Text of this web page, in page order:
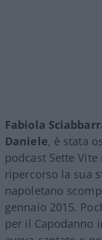
Fabiola
Daniele, è stata
podcast Sette
ripercorso la sua
napoletano
gennaio 2015.
per il Capodanno